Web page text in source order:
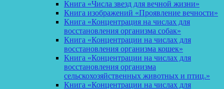
Книга «Числа звезд для вечной жизни»
Книга изображений «Проявление вечности»
Книга «Концентрация на числах для
восстановления организма собак»
Книга «Концентрации на числах для
восстановления организма кошек»
Книга «Концентрации на числах для
восстановления организма
сельскохозяйственных животных и птиц.»
Книга «Концентрации на числах для